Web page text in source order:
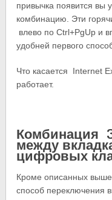
привычка появится вы
комбинацию. Эти
влево по Ctrl+PgUp и
удобней первого
Что касается Internet
работает.
Комбинация
между
цифровых
Кроме описанных
способ переключения